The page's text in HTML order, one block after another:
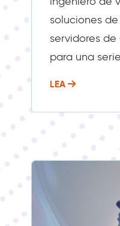
soluciones
servidores de
para una
LEA